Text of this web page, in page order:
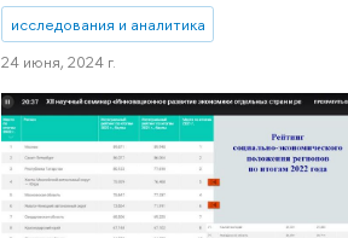
исследования и аналитика
24 июня, 2024 г.